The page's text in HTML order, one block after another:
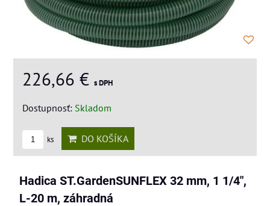
226,66 € s DPH
Dostupnosť: Skladom
ks DO KOŠÍKA
Hadica ST.GardenSUNFLEX 32 mm, 1 1/4",
L-20 m, záhradná